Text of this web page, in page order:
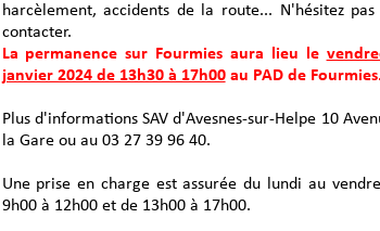
harcèlement, accidents de la route... N'hésitez
contacter.
La permanence sur Fourmies aura lieu le
janvier 2024 de 13h30 à 17h00au PAD de
Plus d'informations SAV d'Avesnes-sur-Helpe 10
la Gare ou au 03 27 39 96 40.
Une prise en charge est assurée du lundi au
9h00 à 12h00 et de 13h00 à 17h00.